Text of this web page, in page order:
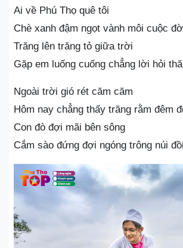
Ai về Phú Thọ quê tôi
Chè xanh đậm ngọt vành môi cuộc
Trăng lên trăng tỏ giữa trời
Gặp em luống cuống chẳng lời hỏi
Ngoài trời gió rét căm căm
Hôm nay chẳng thấy trăng rằm đêm
Con đò đợi mãi bên sông
Cắm sào đứng đợi ngóng trông núi đồi